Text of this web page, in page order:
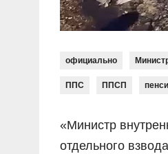
официально
ППС ППСП
«Министр
отдельного